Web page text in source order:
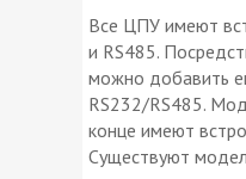
Все ЦПУ имеют
и RS485.
можно добавить
RS232/RS485.
конце имеют
Существуют